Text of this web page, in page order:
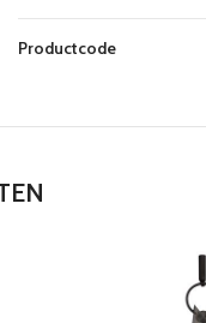
Productcode